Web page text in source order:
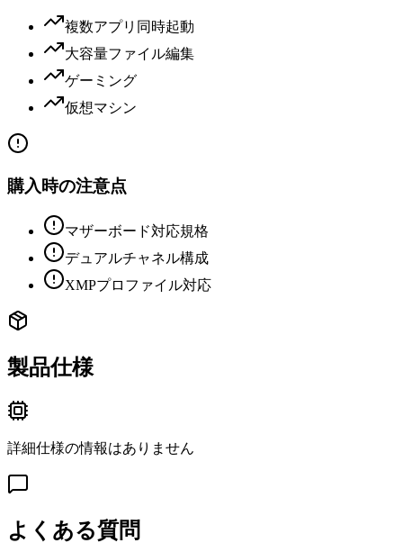
複数アプリ同時起動
大容量ファイル編集
ゲーミング
仮想マシン
購入時の注意点
マザーボード対応規格
デュアルチャネル構成
XMPプロファイル対応
製品仕様
詳細仕様の情報はありません
よくある質問